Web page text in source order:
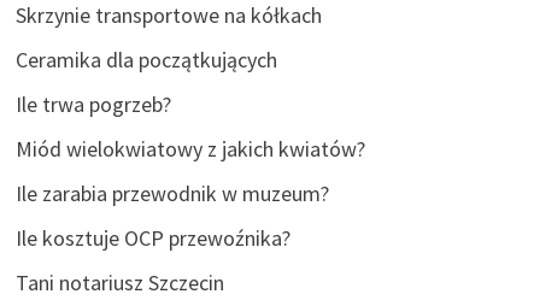
Skrzynie transportowe na kółkach
Ceramika dla początkujących
Ile trwa pogrzeb?
Miód wielokwiatowy z jakich kwiatów?
Ile zarabia przewodnik w muzeum?
Ile kosztuje OCP przewoźnika?
Tani notariusz Szczecin